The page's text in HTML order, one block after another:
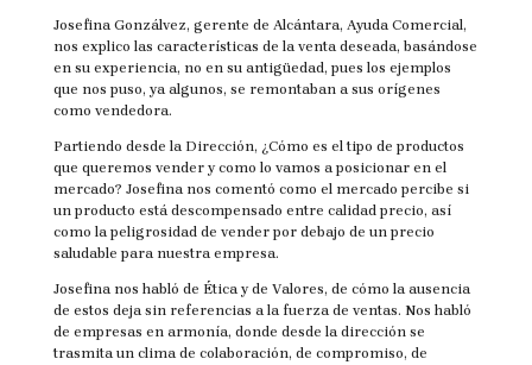
Josefina Gonzálvez, gerente de Alcántara, Ayuda Comercial,
nos explico las características de la venta deseada, basándose
en su experiencia, no en su antigüedad, pues los ejemplos
que nos puso, ya algunos, se remontaban a sus orígenes
como vendedora.
Partiendo desde la Dirección, ¿Cómo es el tipo de productos
que queremos vender y como lo vamos a posicionar en el
mercado? Josefina nos comentó como el mercado percibe si
un producto está descompensado entre calidad precio, así
como la peligrosidad de vender por debajo de un precio
saludable para nuestra empresa.
Josefina nos habló de Ética y de Valores, de cómo la ausencia
de estos deja sin referencias a la fuerza de ventas. Nos habló
de empresas en armonía, donde desde la dirección se
trasmita un clima de colaboración, de compromiso, de